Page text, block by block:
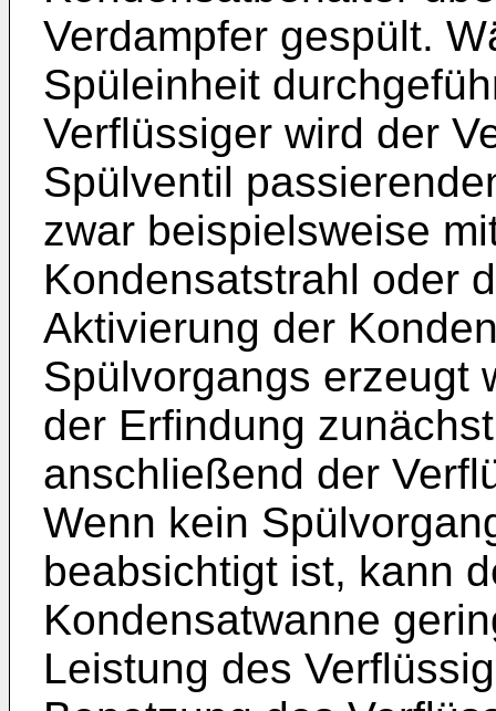
Verdampfer gespült.
Spüleinheit
Verflüssiger wird der
Spülventil
zwar beispielsweise
Kondensatstrahl oder
Aktivierung der
Spülvorgangs erzeugt
der Erfindung
anschließend der
Wenn kein
beabsichtigt ist, kann
Kondensatwanne
Leistung des